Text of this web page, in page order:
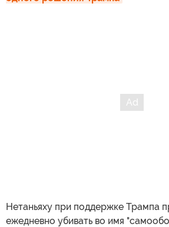
Нетаньяху при поддержке Трампа
ежедневно убивать во имя